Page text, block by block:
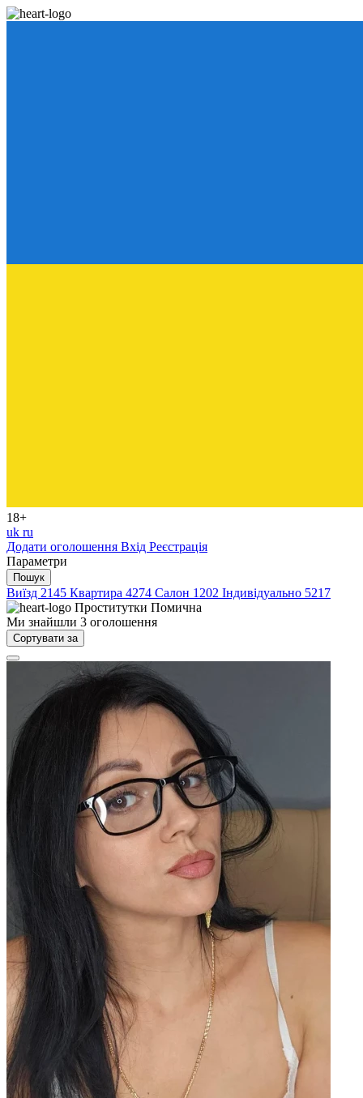
18+
uk ru
Додати оголошення Вхід Реєстрація
Параметри
Пошук
Виїзд 2145 Квартира 4274 Салон 1202 Індивідуально 5217
Проститутки Помична
Ми знайшли 3 оголошення
Сортувати за